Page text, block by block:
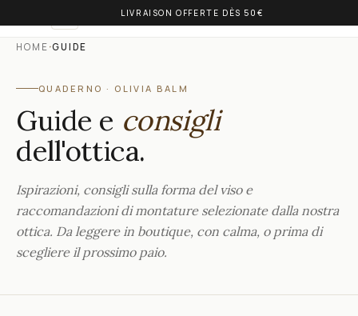
LIVRAISON OFFERTE DÈS 50€
OLIVIA BALM
HOME ·GUIDE
QUADERNO · OLIVIA BALM
Guide e consigli
dell'ottica.
Ispirazioni, consigli sulla forma del viso e
raccomandazioni di montature selezionate dalla nostra
ottica. Da leggere in boutique, con calma, o prima di
scegliere il prossimo paio.